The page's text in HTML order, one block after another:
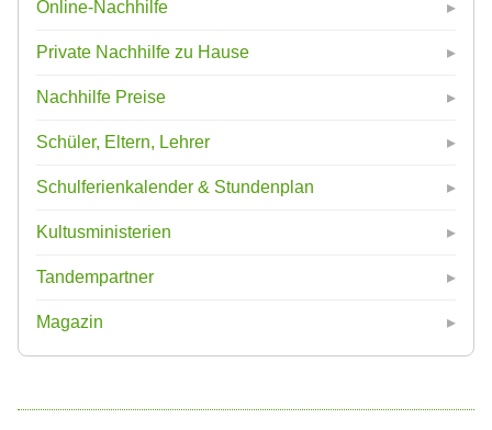
Online-Nachhilfe
Private Nachhilfe zu Hause
Nachhilfe Preise
Schüler, Eltern, Lehrer
Schulferienkalender & Stundenplan
Kultusministerien
Tandempartner
Magazin